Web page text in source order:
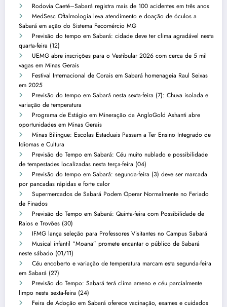
Rodovia Caeté–Sabará registra mais de 100 acidentes em três anos
MedSesc Oftalmologia leva atendimento e doação de óculos a
Sabará em ação do Sistema Fecomércio MG
Previsão do tempo em Sabará: cidade deve ter clima agradável nesta
quarta-feira (12)
UEMG abre inscrições para o Vestibular 2026 com cerca de 5 mil
vagas em Minas Gerais
Festival Internacional de Corais em Sabará homenageia Raul Seixas
em 2025
Previsão do tempo em Sabará nesta sexta-feira (7): Chuva isolada e
variação de temperatura
Programa de Estágio em Mineração da AngloGold Ashanti abre
oportunidades em Minas Gerais
Minas Bilingue: Escolas Estaduais Passam a Ter Ensino Integrado de
Idiomas e Cultura
Previsão do Tempo em Sabará: Céu muito nublado e possibilidade
de tempestades localizadas nesta terça-feira (04)
Previsão do tempo em Sabará: segunda-feira (3) deve ser marcada
por pancadas rápidas e forte calor
Supermercados de Sabará Podem Operar Normalmente no Feriado
de Finados
Previsão do Tempo em Sabará: Quinta-feira com Possibilidade de
Raios e Trovões (30)
IFMG lança seleção para Professores Visitantes no Campus Sabará
Musical infantil “Moana” promete encantar o público de Sabará
neste sábado (01/11)
Céu encoberto e variação de temperatura marcam esta segunda-feira
em Sabará (27)
Previsão do Tempo: Sabará terá clima ameno e céu parcialmente
limpo nesta sexta-feira (24)
Feira de Adoção em Sabará oferece vacinação, exames e cuidados